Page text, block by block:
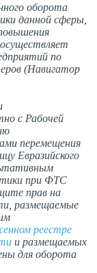
оборота
данной сферы,
по
(Навигатор
с Рабочей
перемещения
Евразийского
при ФТС
прав на
размещаемые
реестре
и размещаемых
для оборота